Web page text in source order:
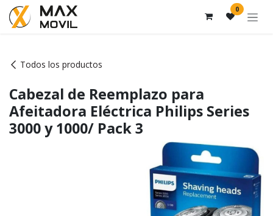
Ir al contenido 0
Todos los productos
Cabezal de Reemplazo para
Afeitadora Eléctrica Philips Series
3000 y 1000/ Pack 3